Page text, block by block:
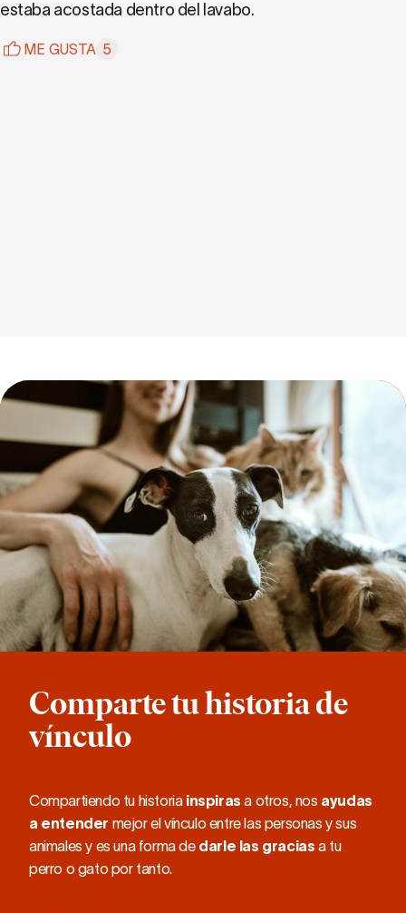
estaba acostada dentro del lavabo.
ME GUSTA 5
Comparte tu historia de
vínculo
Compartiendo tu historia inspirasa otros, nos ayudas
a entender mejor el vínculo entre las personas y sus
animales y es una forma de darle las gracias a tu
perro o gato por tanto.